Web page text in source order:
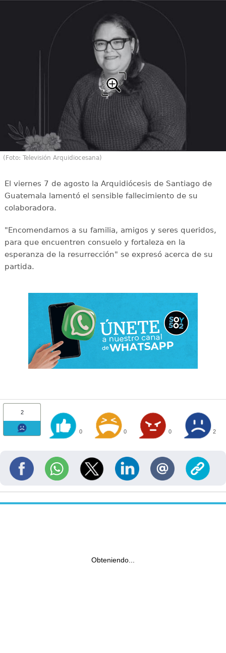
(Foto: Televisión Arquidiocesana)
El viernes 7 de agosto la Arquidiócesis de Santiago de
Guatemala lamentó el sensible fallecimiento de su
colaboradora.
"Encomendamos a su familia, amigos y seres queridos,
para que encuentren consuelo y fortaleza en la
esperanza de la resurrección" se expresó acerca de su
partida.
2
0 0 0 2
Obteniendo...